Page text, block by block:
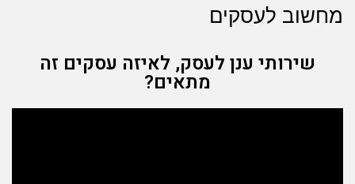
מחשוב לעסקים
שירותי ענן לעסק, לאיזה עסקים זה
מתאים?